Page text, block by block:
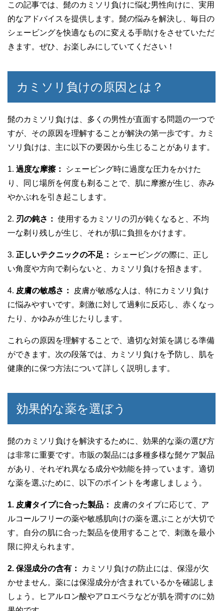
この記事では、髭のカミソリ負けに悩む男性向けに、実用
的なアドバイスを提供します。髭の悩みを解決し、毎日の
シェービングを快適なものに変える手助けをさせていただ
きます。ぜひ、お楽しみにしていてください！
カミソリ負けの原因とは？
髭のカミソリ負けは、多くの男性が直面する問題の一つで
すが、その原因を理解することが解決の第一歩です。カミ
ソリ負けは、主に以下の要因から生じることがあります。
1. 過度な摩擦：
シェービング時に過度な圧力をかけた
り、同じ場所を何度も剃ることで、肌に摩擦が生じ、赤み
やかぶれを引き起こします。
2. 刃の鈍さ： 使用するカミソリの刃が鈍くなると、不均
一な剃り残しが生じ、それが肌に負担をかけます。
3. 正しいテクニックの不足：
シェービングの際に、正し
い角度や方向で剃らないと、カミソリ負けを招きます。
4. 皮膚の敏感さ：
皮膚が敏感な人は、特にカミソリ負け
に悩みやすいです。刺激に対して過剰に反応し、赤くなっ
たり、かゆみが生じたりします。
これらの原因を理解することで、適切な対策を講じる準備
ができます。次の段落では、カミソリ負けを予防し、肌を
健康的に保つ方法について詳しく説明します。
効果的な薬を選ぼう
髭のカミソリ負けを解決するために、効果的な薬の選び方
は非常に重要です。市販の製品には多種多様な髭ケア製品
があり、それぞれ異なる成分や効能を持っています。適切
な薬を選ぶために、以下のポイントを考慮しましょう。
1. 皮膚タイプに合った製品：
皮膚のタイプに応じて、ア
ルコールフリーの薬や敏感肌向けの薬を選ぶことが大切で
す。自分の肌に合った製品を使用することで、刺激を最小
限に抑えられます。
2. 保湿成分の含有：
カミソリ負けの防止には、保湿が欠
かせません。薬には保湿成分が含まれているかを確認しま
しょう。ヒアルロン酸やアロエベラなどが肌を潤すのに効